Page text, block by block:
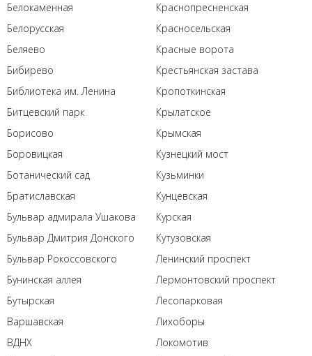
Белокаменная
Белорусская
Беляево
Бибирево
Библиотека им. Ленина
Битцевский парк
Борисово
Боровицкая
Ботанический сад
Братиславская
Бульвар адмирала Ушакова
Бульвар Дмитрия Донского
Бульвар Рокоссовского
Бунинская аллея
Бутырская
Варшавская
ВДНХ
Краснопресненская
Красносельская
Красные ворота
Крестьянская застава
Кропоткинская
Крылатское
Крымская
Кузнецкий мост
Кузьминки
Кунцевская
Курская
Кутузовская
Ленинский проспект
Лермонтовский проспект
Лесопарковая
Лихоборы
Локомотив